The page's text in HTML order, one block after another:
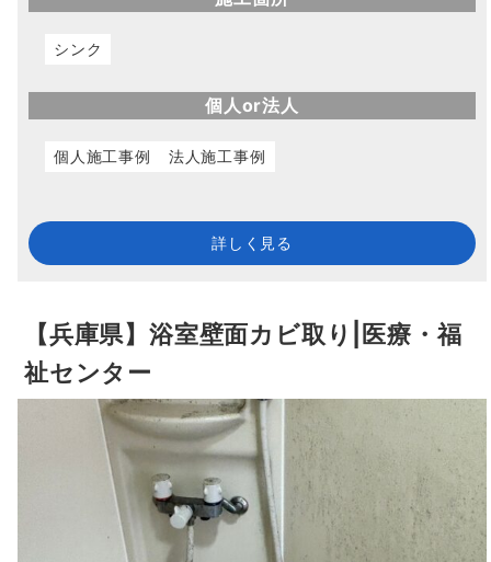
シンク
個人or法人
個人施工事例 法人施工事例
詳しく見る
【兵庫県】浴室壁面カビ取り|医療・福
祉センター